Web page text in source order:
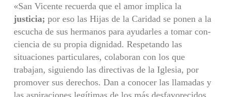
«San Vicente recuerda que el amor implica la
justicia; por eso las Hijas de la Caridad se ponen a la
escucha de sus hermanos para ayudarles a tomar con­
ciencia de su propia dignidad. Respetando las
situaciones particulares, colabo­ran con los que
trabajan, siguiendo las directivas de la Iglesia, por
promover sus derechos. Dan a conocer las llamadas y
las aspiraciones legítimas de los más desfavorecidos,